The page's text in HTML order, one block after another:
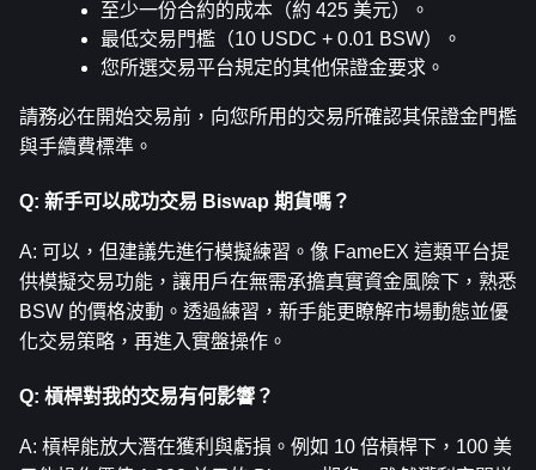
至少一份合約的成本（約 425 美元）。
最低交易門檻（10 USDC + 0.01 BSW）。
您所選交易平台規定的其他保證金要求。
請務必在開始交易前，向您所用的交易所確認其保證金門檻
與手續費標準。
Q: 新手可以成功交易 Biswap 期貨嗎？
A: 可以，但建議先進行模擬練習。像 FameEX 這類平台提
供模擬交易功能，讓用戶在無需承擔真實資金風險下，熟悉
BSW 的價格波動。透過練習，新手能更瞭解市場動態並優
化交易策略，再進入實盤操作。
Q: 槓桿對我的交易有何影響？
A: 槓桿能放大潛在獲利與虧損。例如 10 倍槓桿下，100 美